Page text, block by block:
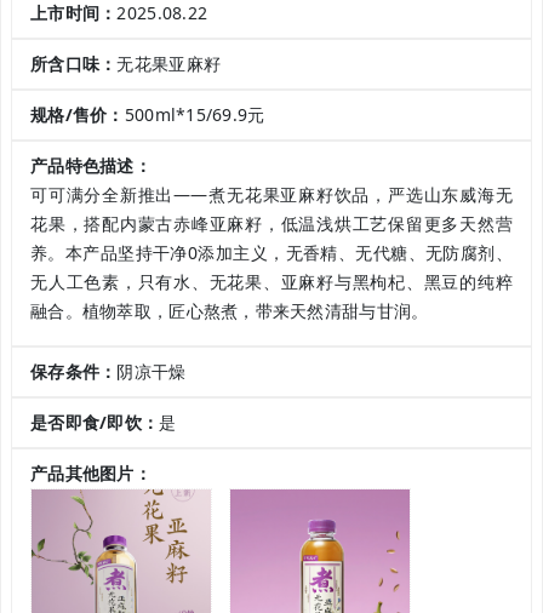
上市时间：2025.08.22
所含口味：无花果亚麻籽
规格/售价： 500ml*15/69.9元
产品特色描述：
可可满分全新推出——煮无花果亚麻籽饮品，严选山东威海无
花果，搭配内蒙古赤峰亚麻籽，低温浅烘工艺保留更多天然营
养。本产品坚持干净0添加主义，无香精、无代糖、无防腐剂、
无人工色素，只有水、无花果、亚麻籽与黑枸杞、黑豆的纯粹
融合。植物萃取，匠心熬煮，带来天然清甜与甘润。
保存条件： 阴凉干燥
是否即食/即饮：是
产品其他图片：